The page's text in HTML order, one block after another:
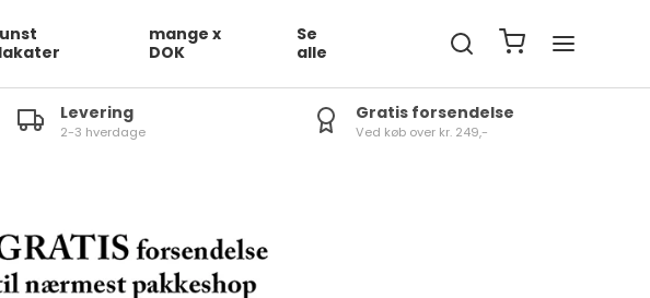
mange x
DOK
Se
alle
Levering
2-3 hverdage
Gratis forsendelse
Ved køb over kr. 249,-